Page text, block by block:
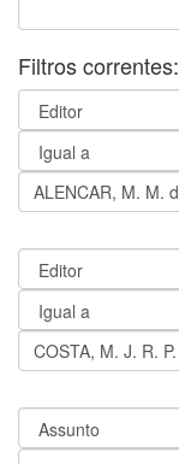
Filtros correntes: